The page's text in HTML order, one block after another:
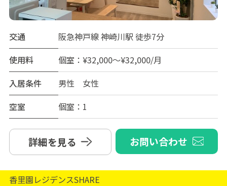
交通
阪急神戸線 神崎川駅 徒歩7分
使用料
個室：¥32,000～¥32,000/月
入居条件
男性 女性
空室
個室：1
詳細を見る お問い合わせ
香里園レジデンスSHARE